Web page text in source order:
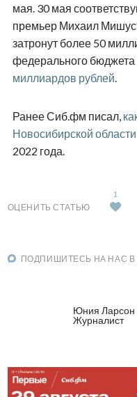
мая. 30 мая
премьер Михаил
затронут более 50
федерального бюджета
миллиардов рублей.
Ранее Сиб.фм писал,
Новосибирской
2022 года.
ОЦЕНИТЬ СТАТЬЮ
1
ПОДПИШИТЕСЬ НА НАС В
Юния Ларсон
Журналист